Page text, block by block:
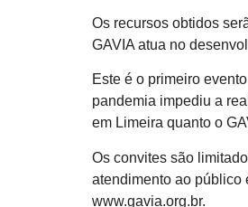
Os recursos obtidos
GAVIA atua no
Este é o primeiro
pandemia impediu a
em Limeira quanto o
Os convites são
atendimento ao público
www.gavia.org.br.